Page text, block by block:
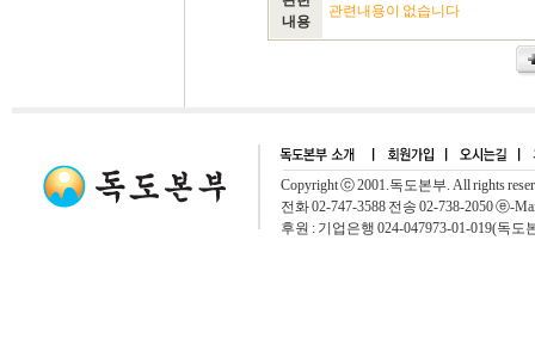
내용
관련내용이 없습니다
Copyright ⓒ 2001.독도본부. All rights
전화 02-747-3588 전송 02-738-2050 ⓔ-
후원 : 기업은행 024-047973-01-019(독도